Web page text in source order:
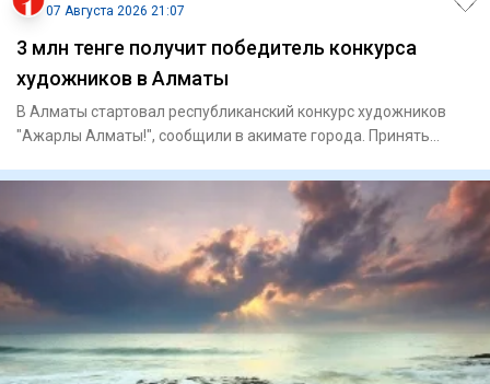
07 Августа 2026 21:07
3 млн тенге получит победитель конкурса
художников в Алматы
В Алматы стартовал республиканский конкурс художников
"Ажарлы Алматы!", сообщили в акимате города. Принять